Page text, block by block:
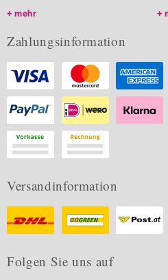
mehr
Zahlungsinformation
Versandinformation
Folgen Sie uns auf